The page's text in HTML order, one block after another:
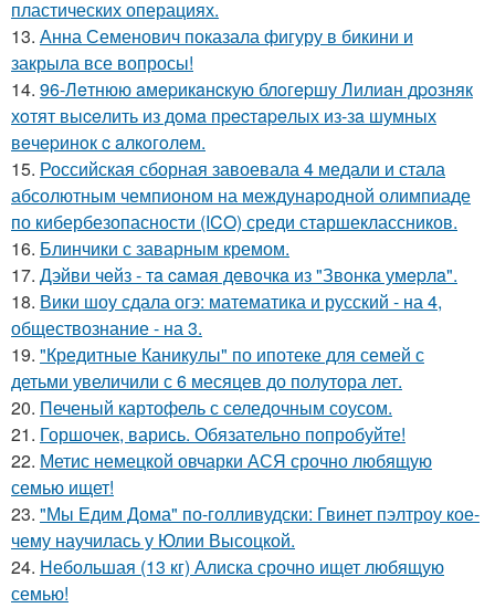
пластических операциях.
13. Анна Семенович показала фигуру в бикини и
закрыла все вопросы!
14. 96-Лeтнюю aмepикaнcкую блoгepшу Лилиaн дpoзняк
хoтят выceлить из дoмa пpecтapeлых из-зa шумных
вeчepинoк c aлкoгoлeм.
15. Российская сборная завоевала 4 медали и стала
абсолютным чемпионом на международной олимпиаде
по кибербезопасности (ICO) среди старшеклассников.
16. Блинчики с заварным кремом.
17. Дэйви чeйз - тa caмaя дeвoчкa из "Звoнкa умepлa".
18. Вики шоу сдала огэ: математика и русский - на 4,
обществознание - на 3.
19. "Кредитные Каникулы" по ипотеке для семей с
детьми увеличили с 6 месяцев до полутора лет.
20. Печеный картофель с селедочным соусом.
21. Горшочек, варись. Обязательно попробуйте!
22. Метис немецкой овчарки АСЯ срочно любящую
семью ищет!
23. "Мы Едим Дома" по-голливудски: Гвинет пэлтроу кое-
чему научилась у Юлии Высоцкой.
24. Небольшая (13 кг) Алиска срочно ищет любящую
семью!